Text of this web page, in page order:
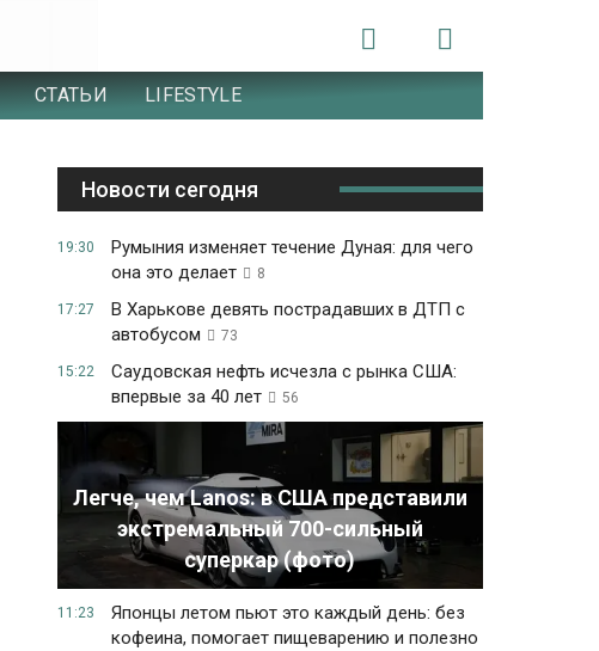
СТАТЬИ LIFESTYLE
Новости сегодня
19:30
Румыния изменяет течение Дуная: для чего
она это делает
8
17:27
В Харькове девять пострадавших в ДТП с
автобусом
73
15:22
Саудовская нефть исчезла с рынка США:
впервые за 40 лет
56
Легче, чем Lanos: в США представили
экстремальный 700-сильный
суперкар (фото)
11:23
Японцы летом пьют это каждый день: без
кофеина, помогает пищеварению и полезно